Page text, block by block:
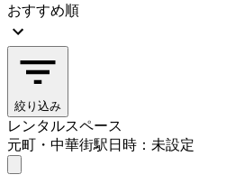
おすすめ順
絞り込み
レンタルスペース
元町・中華街駅日時：未設定